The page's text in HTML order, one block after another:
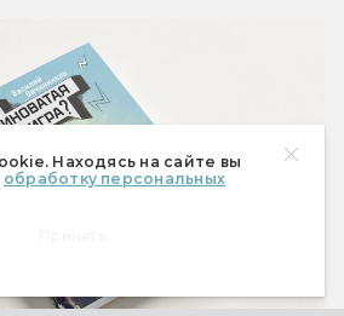
Находясь на сайте вы
обработку персональных